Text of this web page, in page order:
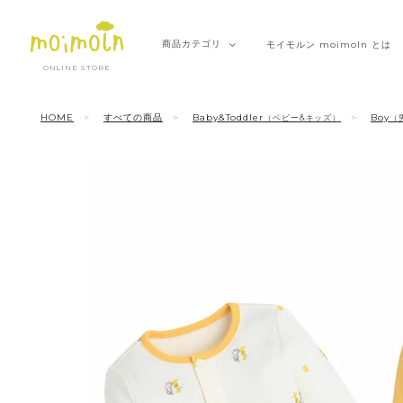
ONLINE STORE
商品カテゴリ モイモルン moimoln とは
HOME すべての商品 Baby&Toddler （ベビー&キッズ） Boy